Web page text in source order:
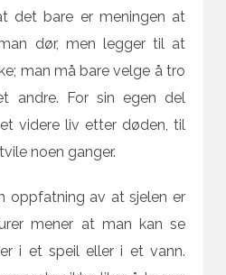
det bare er meningen at
dør, men legger til at
man må bare velge å tro
andre. For sin egen del
videre liv etter døden, til
noen ganger.
oppfatning av at sjelen er
mener at man kan se
i et speil eller i et vann.